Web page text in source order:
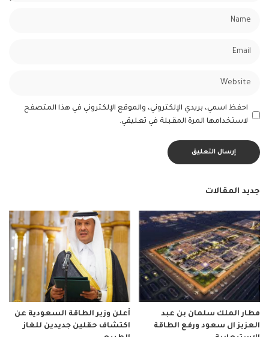
احفظ اسمي، بريدي الإلكتروني، والموقع الإلكتروني في هذا المتصفح
لاستخدامها المرة المقبلة في تعليقي.
جديد المقالات
مطار الملك سلمان بن عبد
العزيز ال سعود ورفع الطاقة
أعلن وزير الطاقة السعودية عن
اكتشاف حقلين جديدين للغاز